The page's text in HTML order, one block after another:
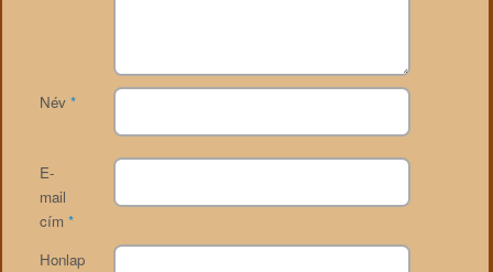
Név *
E-
mail
cím *
Honlap